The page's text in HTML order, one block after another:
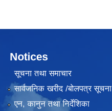
Notices
सूचना तथा समाचार
सार्वजनिक खरीद /बोलपत्र सूचना
एन, कानुन तथा निर्देशिका